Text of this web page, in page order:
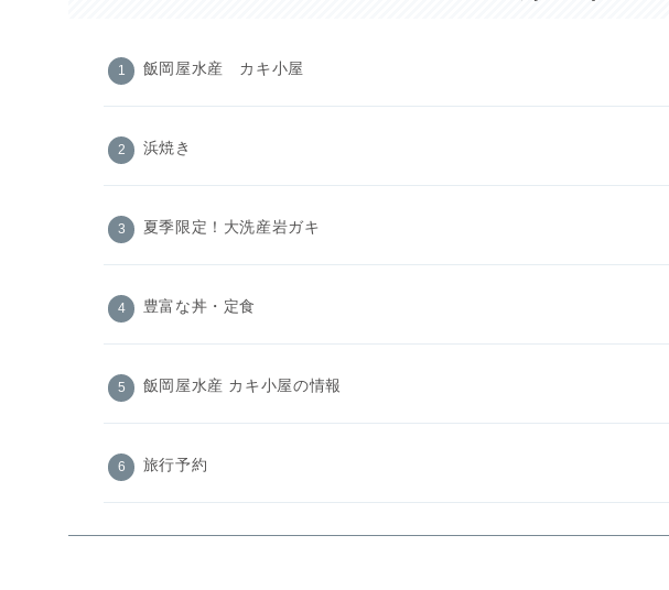
飯岡屋水産 カキ小屋
浜焼き
夏季限定！大洗産岩ガキ
豊富な丼・定食
飯岡屋水産 カキ小屋の情報
旅行予約